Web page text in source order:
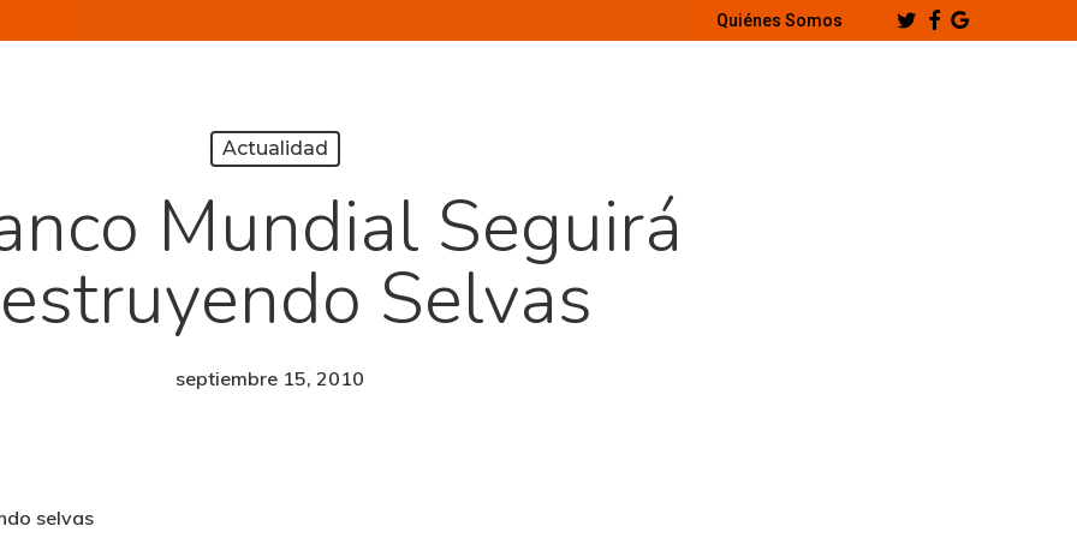
Quiénes Somos TwitterFacebook
Google-
Plus
Actualidad
Mundial Seguirá
Selvas
septiembre 15, 2010